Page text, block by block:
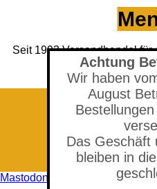
Achtung
Wir haben
August
Das Geschäft
bleiben in
Seit 1993 Versandhandel
Brauerei
(Neuer)
Mastodon